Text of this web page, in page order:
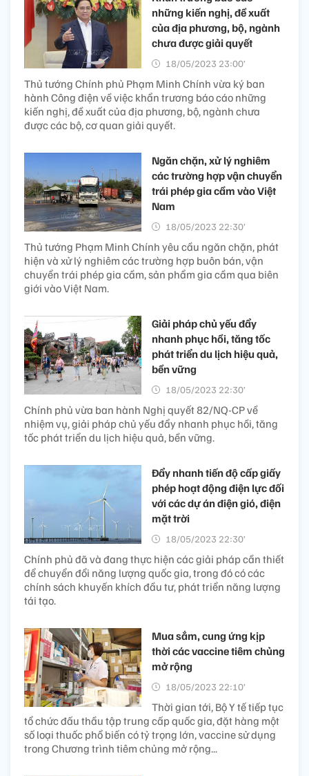
những kiến nghị, đề xuất
của địa phương, bộ, ngành
chưa được giải quyết
18/05/2023 23:00’
Thủ tướng Chính phủ Phạm Minh Chính vừa ký ban
hành Công điện về việc khẩn trương báo cáo những
kiến nghị, đề xuất của địa phương, bộ, ngành chưa
được các bộ, cơ quan giải quyết.
Ngăn chặn, xử lý nghiêm
các trường hợp vận chuyển
trái phép gia cầm vào Việt
Nam
18/05/2023 22:30’
Thủ tướng Phạm Minh Chính yêu cầu ngăn chặn, phát
hiện và xử lý nghiêm các trường hợp buôn bán, vận
chuyển trái phép gia cầm, sản phẩm gia cầm qua biên
giới vào Việt Nam.
Giải pháp chủ yếu đẩy
nhanh phục hồi, tăng tốc
phát triển du lịch hiệu quả,
bền vững
18/05/2023 22:30’
Chính phủ vừa ban hành Nghị quyết 82/NQ-CP về
nhiệm vụ, giải pháp chủ yếu đẩy nhanh phục hồi, tăng
tốc phát triển du lịch hiệu quả, bền vững.
Đẩy nhanh tiến độ cấp giấy
phép hoạt động điện lực đối
với các dự án điện gió, điện
mặt trời
18/05/2023 22:30’
Chính phủ đã và đang thực hiện các giải pháp cần thiết
để chuyển đổi năng lượng quốc gia, trong đó có các
chính sách khuyến khích đầu tư, phát triển năng lượng
tái tạo.
Mua sắm, cung ứng kịp
thời các vaccine tiêm chủng
mở rộng
18/05/2023 22:10’
Thời gian tới, Bộ Y tế tiếp tục
tổ chức đấu thầu tập trung cấp quốc gia, đặt hàng một
số loại thuốc phổ biến có tỷ trọng lớn, vaccine sử dụng
trong Chương trình tiêm chủng mở rộng...